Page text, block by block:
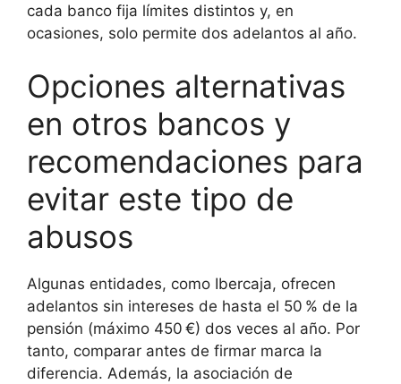
cada banco fija límites distintos y, en
ocasiones, solo permite dos adelantos al año.
Opciones alternativas
en otros bancos y
recomendaciones para
evitar este tipo de
abusos
Algunas entidades, como Ibercaja, ofrecen
adelantos sin intereses de hasta el 50 % de la
pensión (máximo 450 €) dos veces al año. Por
tanto, comparar antes de firmar marca la
diferencia. Además, la asociación de